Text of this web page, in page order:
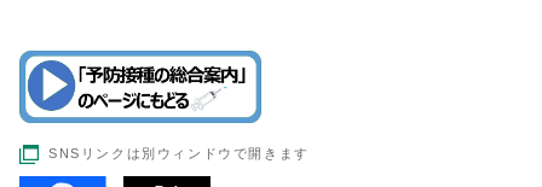
SNSリンクは別ウィンドウで開きます